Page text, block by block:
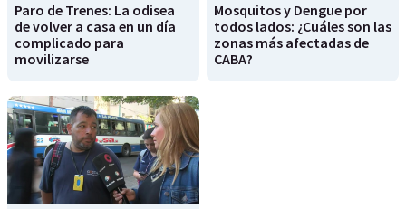
Paro de Trenes: La odisea
de volver a casa en un día
complicado para
movilizarse
Mosquitos y Dengue por
todos lados: ¿Cuáles son las
zonas más afectadas de
CABA?